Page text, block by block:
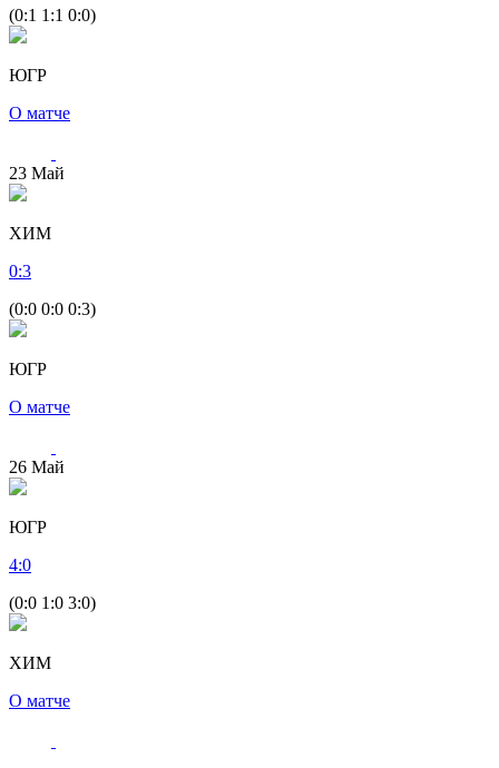
(0:1 1:1 0:0)
ЮГР
О матче
23 Май
ХИМ
0:3
(0:0 0:0 0:3)
ЮГР
О матче
26 Май
ЮГР
4:0
(0:0 1:0 3:0)
ХИМ
О матче